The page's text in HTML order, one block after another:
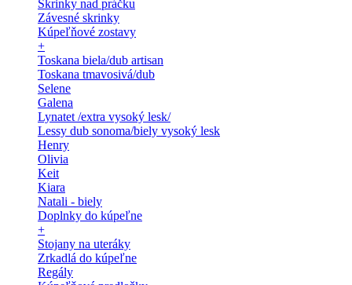
Skrinky nad práčku
Závesné skrinky
Kúpeľňové zostavy
+
Toskana biela/dub artisan
Toskana tmavosivá/dub
Selene
Galena
Lynatet /extra vysoký lesk/
Lessy dub sonoma/biely vysoký lesk
Henry
Olivia
Keit
Kiara
Natali - biely
Doplnky do kúpeľne
+
Stojany na uteráky
Zrkadlá do kúpeľne
Regály